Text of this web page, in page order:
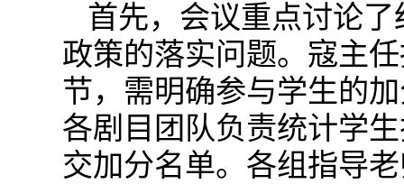
首先，会议重点讨论
政策的落实问题。寇主
节，需明确参与学生的
各剧目团队负责统计学
交加分名单。各组指导